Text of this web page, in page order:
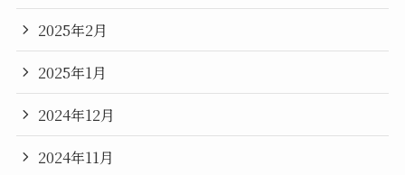
2025年2月
2025年1月
2024年12月
2024年11月